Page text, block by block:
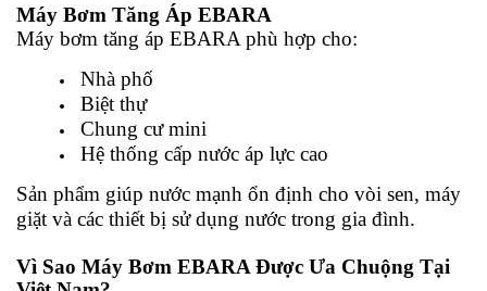
Máy Bơm Tăng Áp EBARA
Máy bơm tăng áp EBARA phù hợp cho:
Nhà phố
Biệt thự
Chung cư mini
Hệ thống cấp nước áp lực cao
Sản phẩm giúp nước mạnh ổn định cho vòi sen, máy
giặt và các thiết bị sử dụng nước trong gia đình.
Vì Sao Máy Bơm EBARA Được Ưa Chuộng Tại